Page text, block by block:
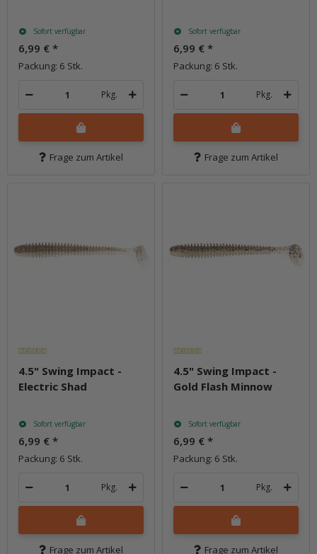
Sofort verfügbar
6,99 € *
Packung: 6 Stk.
Pkg.
Frage zum Artikel
Sofort verfügbar
6,99 € *
Packung: 6 Stk.
Pkg.
Frage zum Artikel
4.5" Swing Impact -
Electric Shad
Sofort verfügbar
6,99 € *
Packung: 6 Stk.
Pkg.
Frage zum Artikel
4.5" Swing Impact -
Gold Flash Minnow
Sofort verfügbar
6,99 € *
Packung: 6 Stk.
Pkg.
Frage zum Artikel